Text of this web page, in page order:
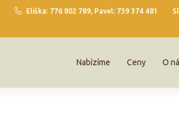
Eliška: 776 802 789, Pavel: 739 374 481
Nabízíme Ceny O
Nabízíme
O nás